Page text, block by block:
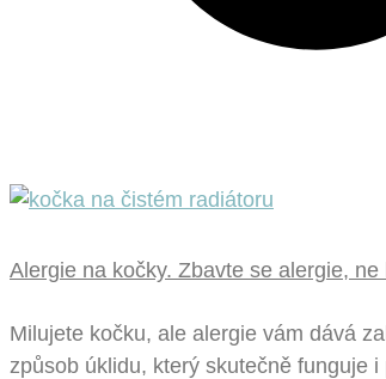
Alergie na kočky. Zbavte se alergie, ne
Milujete kočku, ale alergie vám dává
způsob úklidu, který skutečně funguje